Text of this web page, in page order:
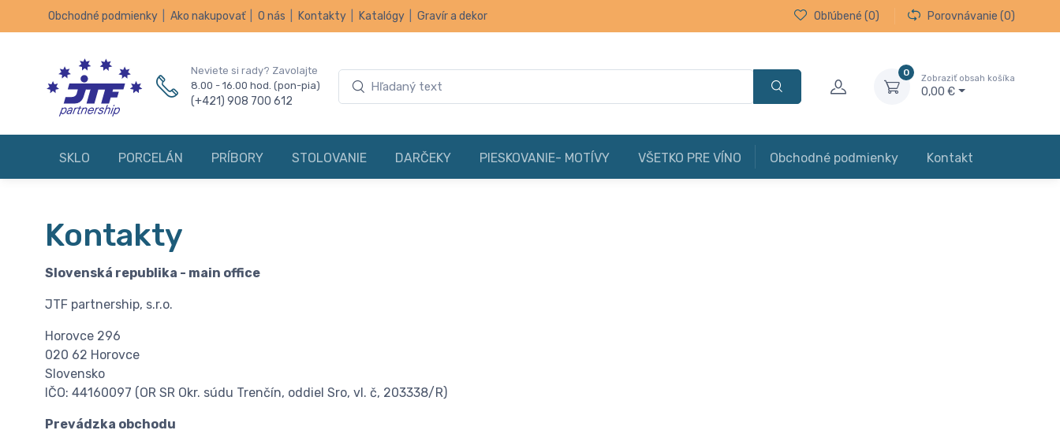
Obchodné podmienky Ako nakupovať O nás Kontakty Katalógy Gravír a dekor Obľúbené (0) Porovnávanie (0)
Neviete si rady? Zavolajte
8.00 - 16.00 hod. (pon-pia)
(+421) 908 700 612
0
Zobraziť obsah košíka
0,00 €
SKLO PORCELÁN PRÍBORY STOLOVANIE DARČEKY PIESKOVANIE- MOTÍVY VŠETKO PRE VÍNO Obchodné podmienky Kontakt
Kontakty
Slovenská republika - main office
JTF partnership, s.r.o.
Horovce 296
020 62 Horovce
Slovensko
IČO: 44160097 (OR SR Okr. súdu Trenčín, oddiel Sro, vl. č, 203338/R)
Prevádzka obchodu